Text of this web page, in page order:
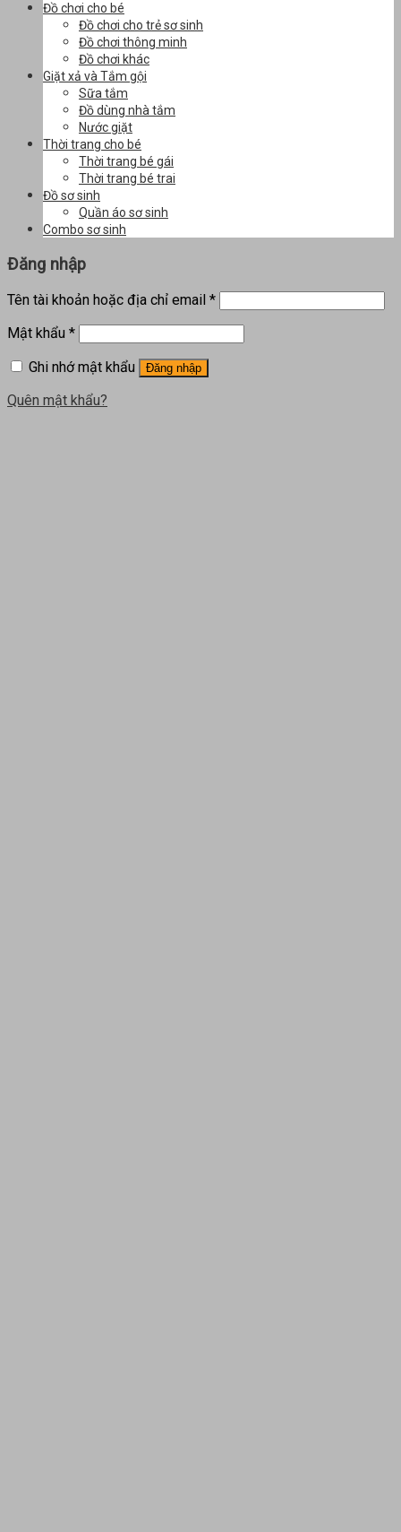
Đồ chơi cho bé
Đồ chơi cho trẻ sơ sinh
Đồ chơi thông minh
Đồ chơi khác
Giặt xả và Tắm gội
Sữa tắm
Đồ dùng nhà tắm
Nước giặt
Thời trang cho bé
Thời trang bé gái
Thời trang bé trai
Đồ sơ sinh
Quần áo sơ sinh
Combo sơ sinh
Đăng nhập
Tên tài khoản hoặc địa chỉ email *
Mật khẩu *
Ghi nhớ mật khẩu
Đăng nhập
Quên mật khẩu?